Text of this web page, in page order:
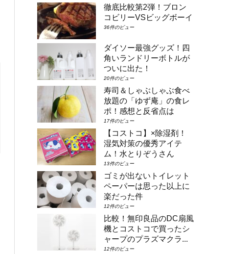
場合は①コンシェルジュ・スーペリアル
ーム（パークビュー）（3-6階）➁コン
シェルジュ・デラックスルーム（パーク
ビュー）（3-6階）③コンシェルジュ・
スーペリアルーム（パークビュー）（7-
8階）④コンシェルジュ・デラックスル
ーム（パークビュー）（7-8階）とな
り...
徹底比較第2弾！ブロン
コビリーVSビッグボーイ
36件のビュー
ダイソー最強グッズ！四
角いランドリーボトルが
ついに出た！
20件のビュー
寿司＆しゃぶしゃぶ食べ
放題の「ゆず庵」の食レ
ポ！感想と反省点は
17件のビュー
【コストコ】×除湿剤！
湿気対策の優秀アイテ
ム！水とりぞうさん
13件のビュー
ゴミが出ないトイレット
ペーパーは思った以上に
楽だった件
12件のビュー
比較！無印良品のDC扇風
機とコストコで買ったシ
ャープのプラズマクラ...
12件のビュー